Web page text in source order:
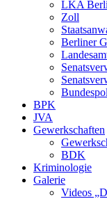
LKA
Zoll
Berliner
BPK
JVA
Gewerkschaften
BDK
Kriminologie
Galerie
Videos